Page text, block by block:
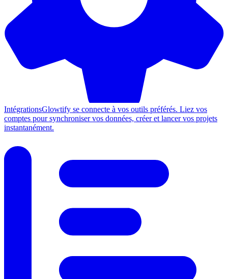
IntégrationsGlowtify se connecte à vos outils préférés. Liez vos
comptes pour synchroniser vos données, créer et lancer vos projets
instantanément.